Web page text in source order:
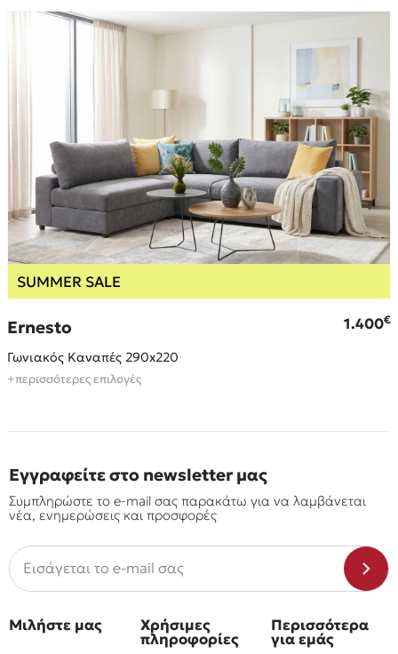
SUMMER SALE
Ernesto 1.400€
Γωνιακός Καναπές 290x220
+περισσότερες επιλογές
Εγγραφείτε στο newsletter μας
Συμπληρώστε το e-mail σας παρακάτω για να λαμβάνεται
νέα, ενημερώσεις και προσφορές
Μιλήστε μας Χρήσιμες
πληροφορίες
Περισσότερα
για εμάς